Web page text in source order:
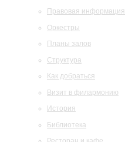
Правовая информация
Оркестры
Планы залов
Структура
Как добраться
Визит в филармонию
История
Библиотека